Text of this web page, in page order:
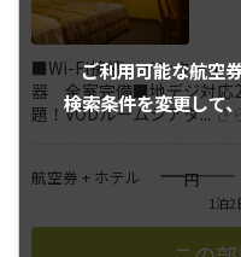
ご利用可能な航空
検索条件を変更して、
■Wi-Fi接続・インターネ
器 全室完備■地デジ対応
題！VODルームシアタ... さ
航空券 + ホテル ――――円
1泊